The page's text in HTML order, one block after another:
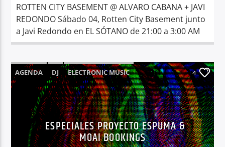
ROTTEN CITY BASEMENT @ ALVARO CABANA + JAVI
REDONDO Sábado 04, Rotten City Basement junto
a Javi Redondo en EL SÓTANO de 21:00 a 3:00 AM
AGENDA DJ
ELECTRONIC MUSIC
EVENTOS
NOTICIAS
4
ESPECIALES PROYECTO ESPUMA &
MOAI BOOKINGS